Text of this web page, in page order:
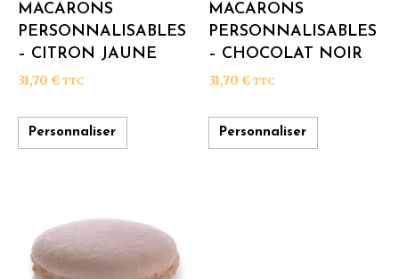
MACARONS
PERSONNALISABLES
– CITRON JAUNE
31,70 € TTC
Personnaliser
MACARONS
PERSONNALISABLES
– CHOCOLAT NOIR
31,70 € TTC
Personnaliser